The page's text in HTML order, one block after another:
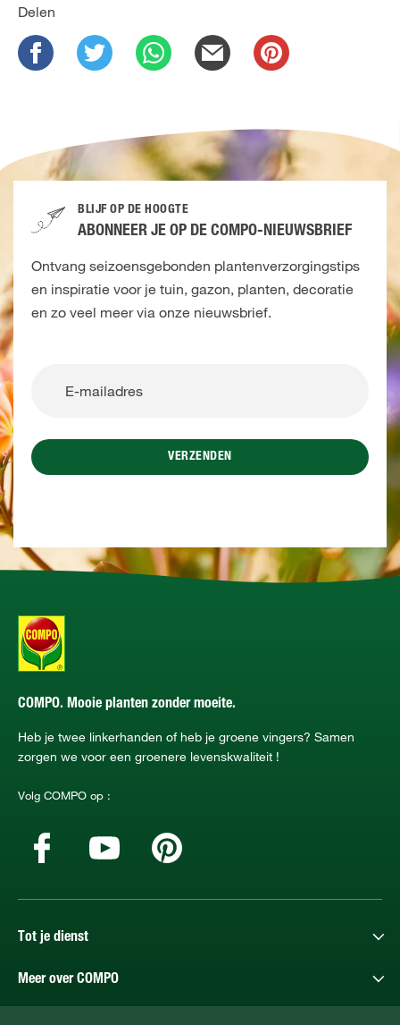
Delen
BLIJF OP DE HOOGTE
ABONNEER JE OP DE COMPO-NIEUWSBRIEF
Ontvang seizoensgebonden plantenverzorgingstips
en inspiratie voor je tuin, gazon, planten, decoratie
en zo veel meer via onze nieuwsbrief.
VERZENDEN
COMPO. Mooie planten zonder moeite.
Heb je twee linkerhanden of heb je groene vingers? Samen
zorgen we voor een groenere levenskwaliteit !
Volg COMPO op :
Tot je dienst
Meer over COMPO